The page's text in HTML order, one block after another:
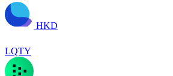
HKD
LQTY